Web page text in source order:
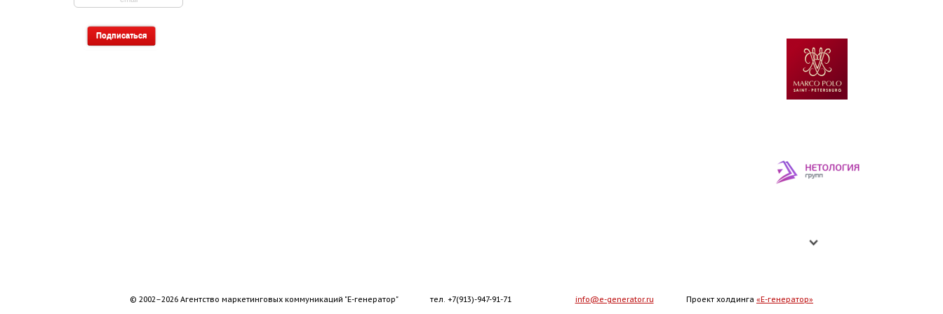
© 2002–2026 Агентство маркетинговых коммуникаций "Е-генератор" тел. +7(913)-947-91-71 info@e-generator.ru Проект холдинга«Е-генератор»